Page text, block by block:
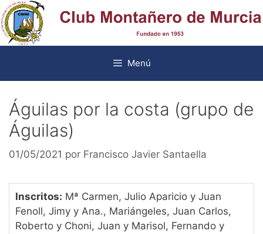
Saltar
al
contenido
Menú
Águilas por la costa (grupo de
Águilas)
01/05/2021 por Francisco Javier Santaella
Inscritos: Mª Carmen, Julio Aparicio y Juan
Fenoll, Jimy y Ana., Mariángeles, Juan Carlos,
Roberto y Choni, Juan y Marisol, Fernando y